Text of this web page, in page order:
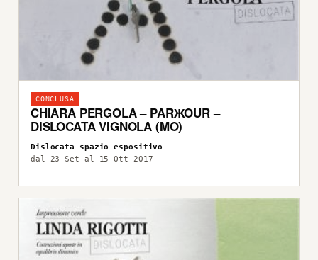
CONCLUSA
CHIARA PERGOLA – PARЖOUR –
DISLOCATA VIGNOLA (MO)
Dislocata spazio espositivo
dal 23 Set al 15 Ott 2017